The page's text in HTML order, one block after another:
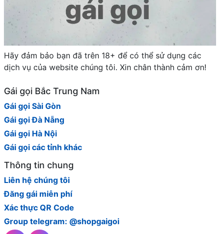
Hãy đảm bảo bạn đã trên 18+ để có thể sử dụng các
dịch vụ của website chúng tôi. Xin chân thành cảm ơn!
Gái gọi Bắc Trung Nam
Gái gọi Sài Gòn
Gái gọi Đà Nẵng
Gái gọi Hà Nội
Gái gọi các tỉnh khác
Thông tin chung
Liên hệ chúng tôi
Đăng gái miễn phí
Xác thực QR Code
Group telegram: @shopgaigoi